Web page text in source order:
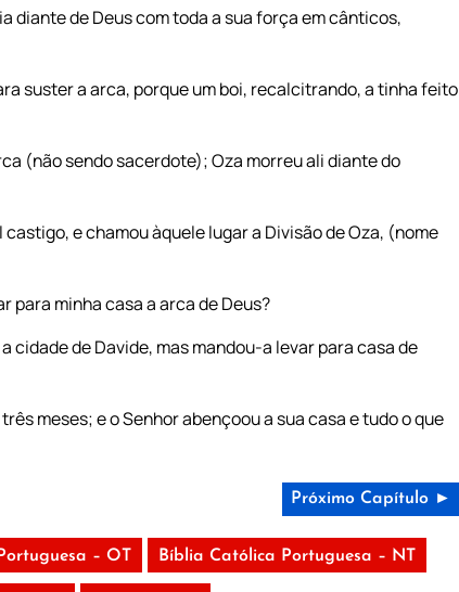
diante de Deus com toda a sua força em cânticos,
suster a arca, porque um boi, recalcitrando, a tinha feito
(não sendo sacerdote); Oza morreu ali diante do
e chamou àquele lugar a Divisão de Oza, (nome
para minha casa a arca de Deus?
cidade de Davide, mas mandou-a levar para casa de
meses; e o Senhor abençoou a sua casa e tudo o que
Próximo Capítulo ►
– OT Bíblia Católica Portuguesa – NT